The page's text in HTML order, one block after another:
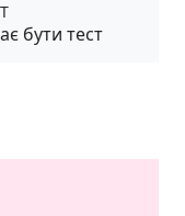
бути тест